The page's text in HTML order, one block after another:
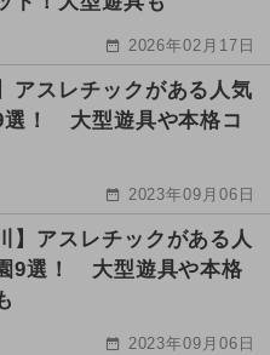
2026年02月17日
アスレチックがある人気
選！ 大型遊具や本格コ
2023年09月06日
】アスレチックがある人
9選！ 大型遊具や本格
2023年09月06日